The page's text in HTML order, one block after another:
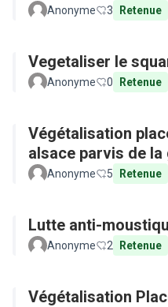
Anonyme 3 Retenue
Vegetaliser le
Anonyme 0 Retenue
Végétalisation
alsace parvis de la
Anonyme 5 Retenue
Lutte anti-
Anonyme 2 Retenue
Végétalisation